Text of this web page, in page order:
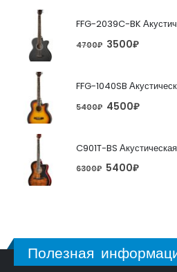
FFG-2039C-BK
4700₽ 3500₽
5400₽ 4500₽
6300₽ 5400₽
Полезная